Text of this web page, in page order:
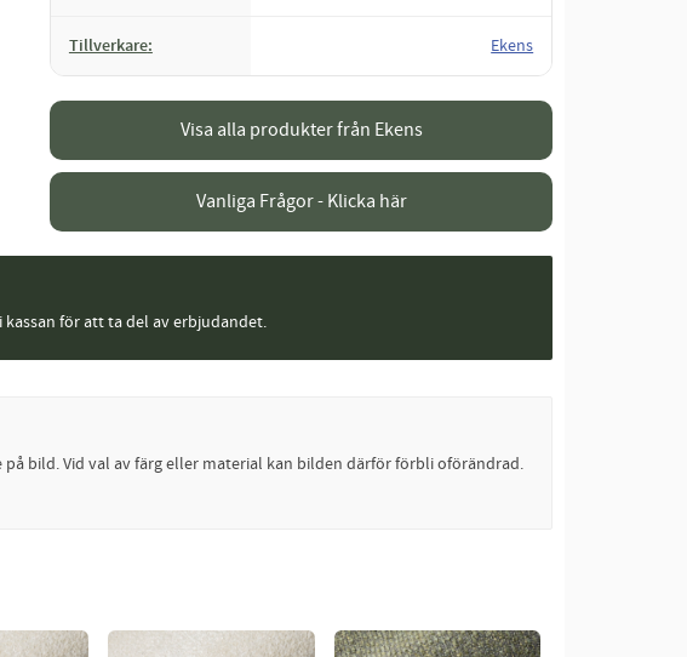
Tillverkare Ekens
Visa alla produkter från Ekens
Vanliga Frågor - Klicka här
i kassan för att ta del av erbjudandet.
bild. Vid val av färg eller material kan bilden därför förbli oförändrad.